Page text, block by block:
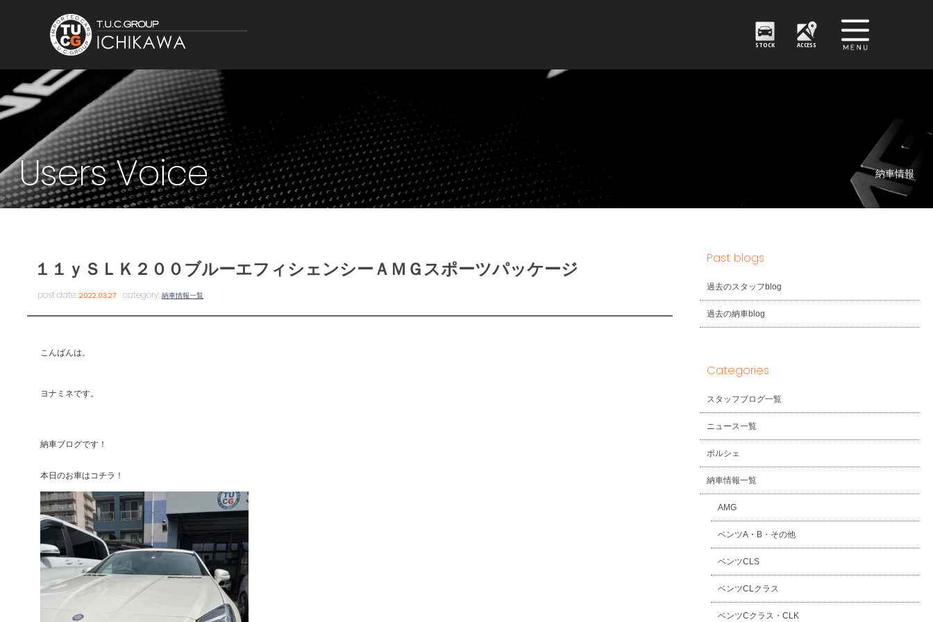
STOCK ACCESS
Users Voice 納車情報
１１ｙＳＬＫ２００ブルーエフィシェンシーＡＭＧスポーツパッケージ
post date:2022.03.27 category:納車情報一覧
こんばんは。
ヨナミネです。
納車ブログです！
本日のお車はコチラ！
Past blogs
過去のスタッフblog
過去の納車blog
Categories
スタッフブログ一覧
ニュース一覧
ポルシェ
納車情報一覧
AMG
ベンツA・B・その他
ベンツCLS
ベンツCLクラス
ベンツCクラス・CLK